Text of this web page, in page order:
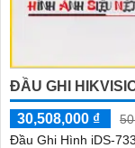
ĐẦU GHI
30,508,000 ₫
Đầu Ghi Hình iDS-